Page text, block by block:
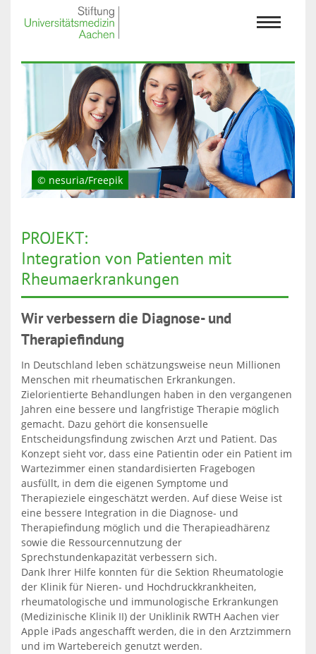
© nesuria/Freepik
PROJEKT:
Integration von Patienten mit
Rheumaerkrankungen
Wir verbessern die Diagnose- und
Therapiefindung
In Deutschland leben schätzungsweise neun Millionen
Menschen mit rheumatischen Erkrankungen.
Zielorientierte Behandlungen haben in den vergangenen
Jahren eine bessere und langfristige Therapie möglich
gemacht. Dazu gehört die konsensuelle
Entscheidungsfindung zwischen Arzt und Patient. Das
Konzept sieht vor, dass eine Patientin oder ein Patient im
Wartezimmer einen standardisierten Fragebogen
ausfüllt, in dem die eigenen Symptome und
Therapieziele eingeschätzt werden. Auf diese Weise ist
eine bessere Integration in die Diagnose- und
Therapiefindung möglich und die Therapieadhärenz
sowie die Ressourcennutzung der
Sprechstundenkapazität verbessern sich.
Dank Ihrer Hilfe konnten für die Sektion Rheumatologie
der Klinik für Nieren- und Hochdruckkrankheiten,
rheumatologische und immunologische Erkrankungen
(Medizinische Klinik II) der Uniklinik RWTH Aachen vier
Apple iPads angeschafft werden, die in den Arztzimmern
und im Wartebereich genutzt werden.